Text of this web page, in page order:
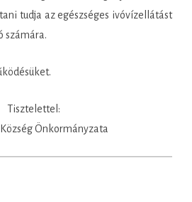
tudja az egészséges ivóvízellátást
számára.
Tisztelettel:
Önkormányzata